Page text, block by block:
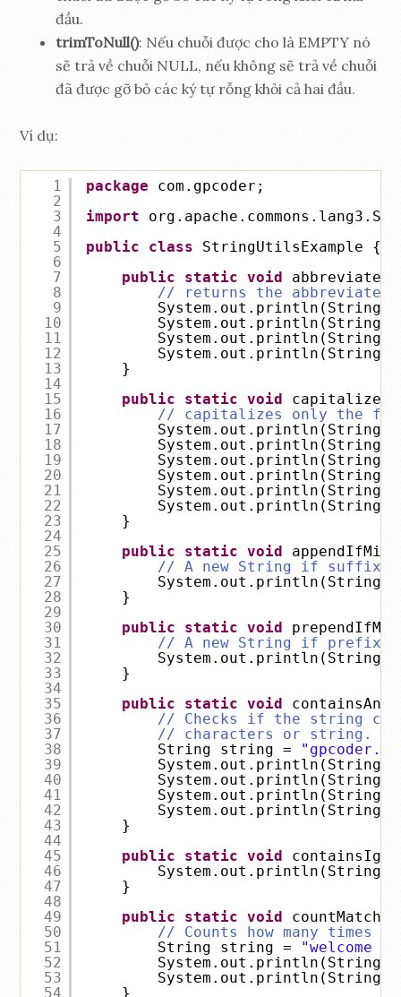
đầu.
trimToNull(): Nếu chuỗi được cho là EMPTY nó
sẽ trả về chuỗi NULL, nếu không sẽ trả về chuỗi
đã được gỡ bỏ các ký tự rỗng khỏi cả hai đầu.
Ví dụ:
1
2
3
4
5
6
7
8
9
10
11
12
13
14
15
16
17
18
19
20
21
22
23
24
25
26
27
28
29
30
31
32
33
34
35
36
37
38
39
40
41
42
43
44
45
46
47
48
49
50
51
52
53
54
package
com.gpcoder;
import
public
class
StringUtilsExample {
public
static void
// returns the abbreviated
}
public
static void
// capitalizes only the
}
public
static void
// A new String if suffix
}
public
static void
// A new String if prefix
}
public
static void
// Checks if the string
// characters or string.
String string =
}
public
static void
}
public
static void
// Counts how many times
String string = "welcome
}